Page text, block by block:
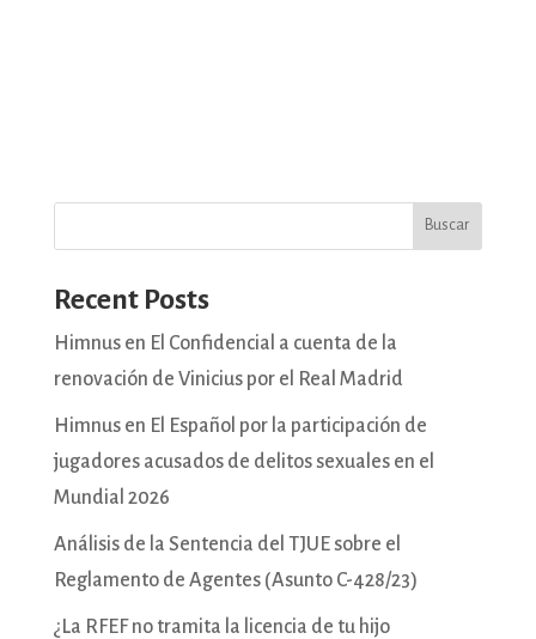
Buscar
Recent Posts
Himnus en El Confidencial a cuenta de la
renovación de Vinicius por el Real Madrid
Himnus en El Español por la participación de
jugadores acusados de delitos sexuales en el
Mundial 2026
Análisis de la Sentencia del TJUE sobre el
Reglamento de Agentes (Asunto C-428/23)
¿La RFEF no tramita la licencia de tu hijo